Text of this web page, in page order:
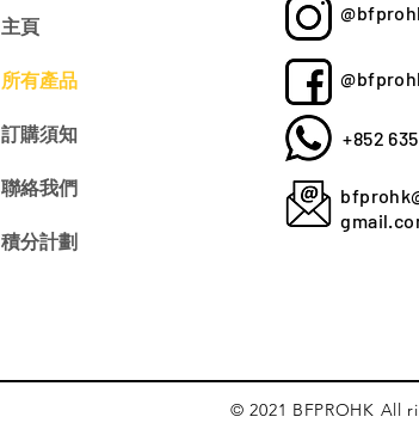
主頁
所有產品
訂購須知
聯絡我們
積分計劃
+852
© 2021 BFPROHK All